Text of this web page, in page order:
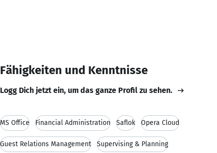
Fähigkeiten und Kenntnisse
Logg Dich jetzt ein, um das ganze Profil zu sehen.
MS Office Financial Administration Saflok Opera Cloud
Guest Relations Management Supervising & Planning